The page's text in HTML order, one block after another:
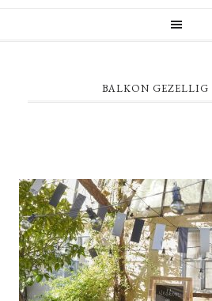
BALKON GEZELLIG